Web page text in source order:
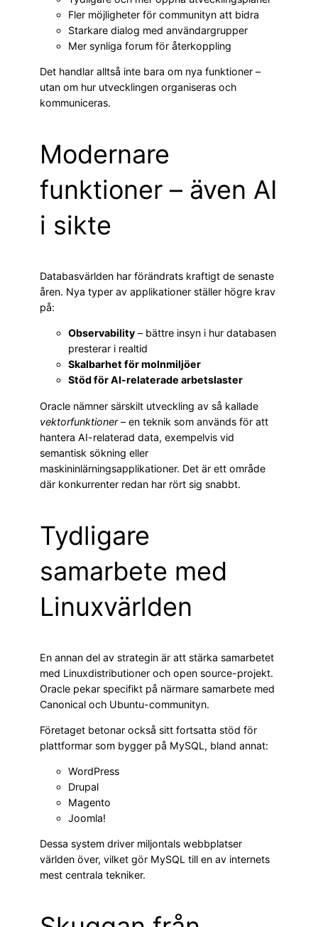
Fler möjligheter för communityn att bidra
Starkare dialog med användargrupper
Mer synliga forum för återkoppling
Det handlar alltså inte bara om nya funktioner –
utan om hur utvecklingen organiseras och
kommuniceras.
Modernare
funktioner – även AI
i sikte
Databasvärlden har förändrats kraftigt de senaste
åren. Nya typer av applikationer ställer högre krav
på:
Observability – bättre insyn i hur databasen
presterar i realtid
Skalbarhet för molnmiljöer
Stöd för AI-relaterade arbetslaster
Oracle nämner särskilt utveckling av så kallade
vektorfunktioner– en teknik som används för att
hantera AI-relaterad data, exempelvis vid
semantisk sökning eller
maskininlärningsapplikationer. Det är ett område
där konkurrenter redan har rört sig snabbt.
Tydligare
samarbete med
Linuxvärlden
En annan del av strategin är att stärka samarbetet
med Linuxdistributioner och open source-projekt.
Oracle pekar specifikt på närmare samarbete med
Canonical och Ubuntu-communityn.
Företaget betonar också sitt fortsatta stöd för
plattformar som bygger på MySQL, bland annat:
WordPress
Drupal
Magento
Joomla!
Dessa system driver miljontals webbplatser
världen över, vilket gör MySQL till en av internets
mest centrala tekniker.